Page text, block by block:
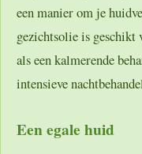
een manier om je
gezichtsolie is
als een kalmerende
intensieve
Een egale huid